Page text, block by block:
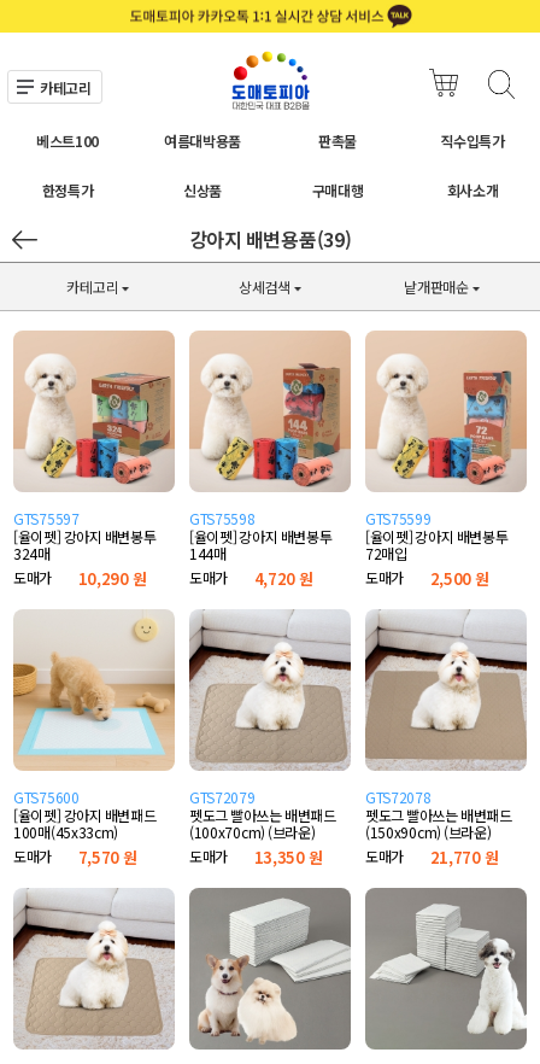
카테고리
베스트100 여름대박용품 판촉물 직수입특가
한정특가 신상품 구매대행 회사소개
강아지 배변용품(39)
카테고리 상세검색 낱개판매순
GTS75597
[율이펫] 강아지 배변봉투
324매
도매가
10,290 원
GTS75598
[율이펫] 강아지 배변봉투
144매
도매가
4,720 원
GTS75599
[율이펫] 강아지 배변봉투
72매입
도매가
2,500 원
GTS75600
[율이펫] 강아지 배변패드
100매(45x33cm)
도매가
7,570 원
GTS72079
펫도그 빨아쓰는 배변패드
(100x70cm) (브라운)
도매가
13,350 원
GTS72078
펫도그 빨아쓰는 배변패드
(150x90cm) (브라운)
도매가
21,770 원